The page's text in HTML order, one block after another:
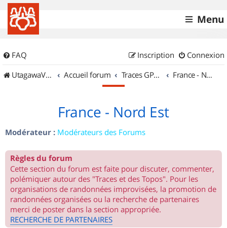
Menu
FAQ Connexion
Inscription
UtagawaVTT (Randos VTT et VTTAE avec traces GPS)
Accueil forum Traces GPS de randos VTT France - Nord Est
France - Nord Est
Modérateur : Modérateurs des Forums
Règles du forum
Cette section du forum est faite pour discuter, commenter,
polémiquer autour des "Traces et des Topos". Pour les
organisations de randonnées improvisées, la promotion de
randonnées organisées ou la recherche de partenaires
merci de poster dans la section appropriée.
RECHERCHE DE PARTENAIRES